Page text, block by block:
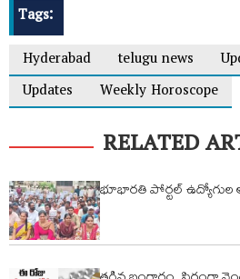
Tags:
Hyderabad
telugu news
Updates
Weekly Horoscope
RELATED
భూభారతి పోర్టల్